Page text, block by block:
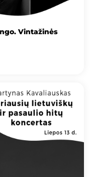
Vintažinės